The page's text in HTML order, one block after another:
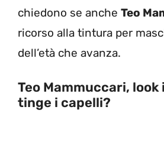
chiedono se anche Teo
ricorso alla tintura per
dell’età che avanza.
Teo Mammuccari,
tinge i capelli?